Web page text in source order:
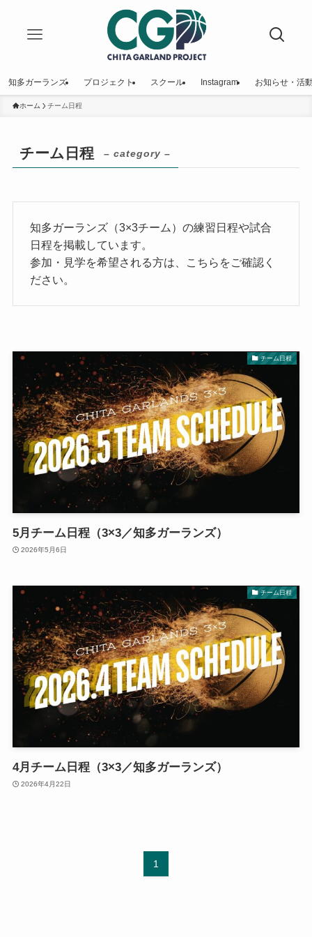
知多ガーランズ プロジェクト スクール Instagram お知らせ・活
ホーム チーム日程
チーム日程 – category –
知多ガーランズ（3×3チーム）の練習日程や試合
日程を掲載しています。
参加・見学を希望される方は、こちらをご確認く
ださい。
チーム日程
5月チーム日程（3×3／知多ガーランズ）
2026年5月6日
チーム日程
4月チーム日程（3×3／知多ガーランズ）
2026年4月22日
1